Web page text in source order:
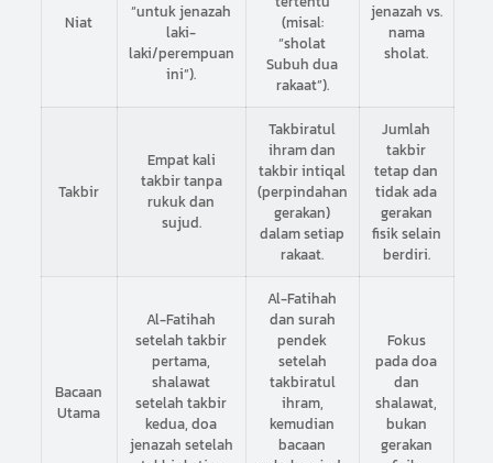
Niat
“untuk jenazah
laki-
laki/perempuan
ini”).
(misal:
“sholat
Subuh dua
rakaat”).
jenazah vs.
nama
sholat.
Takbir
Empat kali
takbir tanpa
rukuk dan
sujud.
Takbiratul
ihram dan
takbir intiqal
(perpindahan
gerakan)
dalam setiap
rakaat.
Jumlah
takbir
tetap dan
tidak ada
gerakan
fisik selain
berdiri.
Bacaan
Utama
Al-Fatihah
setelah takbir
pertama,
shalawat
setelah takbir
kedua, doa
jenazah setelah
Al-Fatihah
dan surah
pendek
setelah
takbiratul
ihram,
kemudian
bacaan
Fokus
pada doa
dan
shalawat,
bukan
gerakan